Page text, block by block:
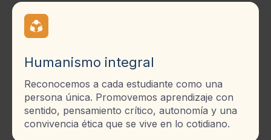
Humanismo integral
Reconocemos a cada estudiante como una
persona única. Promovemos aprendizaje con
sentido, pensamiento crítico, autonomía y una
convivencia ética que se vive en lo cotidiano.